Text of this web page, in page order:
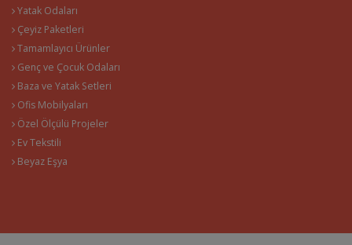
Yatak Odaları
Çeyiz Paketleri
Tamamlayıcı Ürünler
Genç ve Çocuk Odaları
Baza ve Yatak Setleri
Ofis Mobilyaları
Özel Ölçülü Projeler
Ev Tekstili
Beyaz Eşya